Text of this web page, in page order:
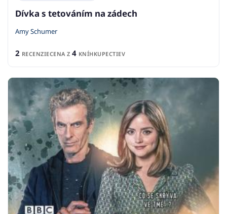
Dívka s tetováním na zádech
Amy Schumer
2 RECENZIECENA Z 4 KNÍHKUPECTIEV